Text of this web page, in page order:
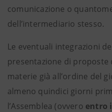
comunicazione o
dell’intermediario stesso.
Le eventuali integrazioni
presentazione di proposte
materie già all’ordine del
almeno quindici giorni
l’Assemblea (ovvero entro